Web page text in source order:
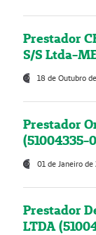
Prestador
S/S Ltda-
18 de Outubro
Prestador
(51004335-
01 de Janeiro de
Prestador
LTDA